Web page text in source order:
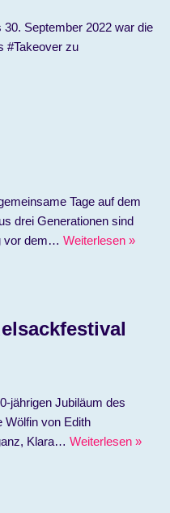
September 2022 war die
#Takeover zu
Tage auf dem
drei Generationen sind
vor dem… Weiterlesen »
jährigen Jubiläum des
Wölfin von Edith
Klara… Weiterlesen »